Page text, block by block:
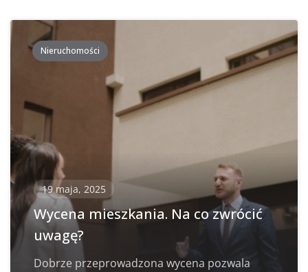
Nieruchomości
19 maja, 2025
Wycena mieszkania. Na co zwrócić
uwagę?
Dobrze przeprowadzona wycena pozwala